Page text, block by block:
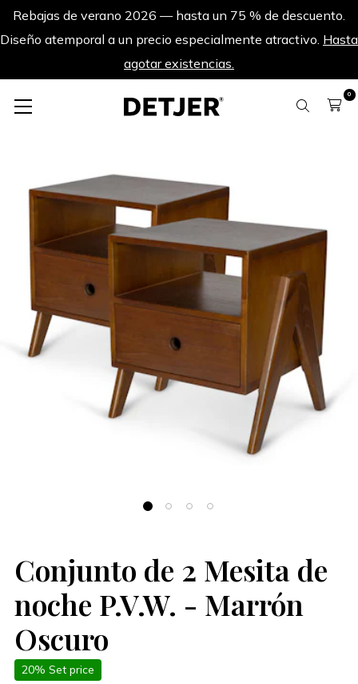
Rebajas de verano 2026 — hasta un 75 % de descuento.
Diseño atemporal a un precio especialmente atractivo. Hasta
agotar existencias.
0
Conjunto de 2 Mesita de noche P.V.W. - Marrón Oscuro
Conjunto de 2 Mesita de
noche P.V.W. - Marrón
Oscuro
20% Set price